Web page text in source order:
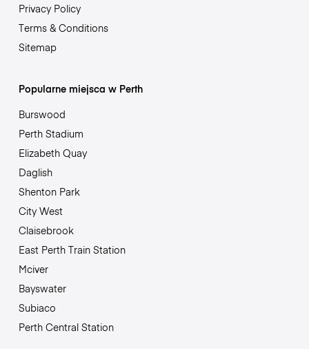
Privacy Policy
Terms & Conditions
Sitemap
Popularne miejsca w Perth
Burswood
Perth Stadium
Elizabeth Quay
Daglish
Shenton Park
City West
Claisebrook
East Perth Train Station
Mciver
Bayswater
Subiaco
Perth Central Station